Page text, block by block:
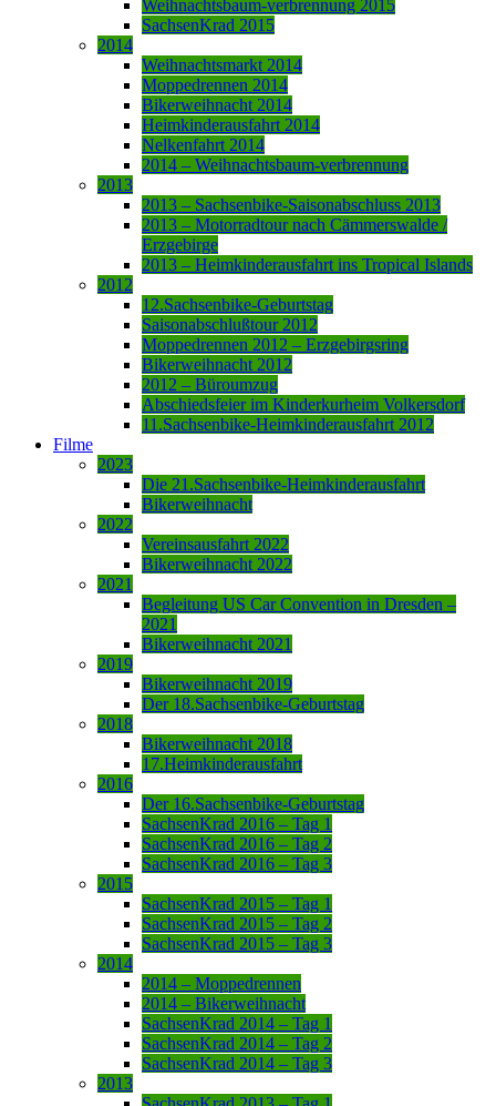
Weihnachtsbaum-verbrennung 2015
SachsenKrad 2015
2014
Weihnachtsmarkt 2014
Moppedrennen 2014
Bikerweihnacht 2014
Heimkinderausfahrt 2014
Nelkenfahrt 2014
2014 – Weihnachtsbaum-verbrennung
2013
2013 – Sachsenbike-Saisonabschluss 2013
2013 – Motorradtour nach Cämmerswalde /
Erzgebirge
2013 – Heimkinderausfahrt ins Tropical Islands
2012
12.Sachsenbike-Geburtstag
Saisonabschlußtour 2012
Moppedrennen 2012 – Erzgebirgsring
Bikerweihnacht 2012
2012 – Büroumzug
Abschiedsfeier im Kinderkurheim Volkersdorf
11.Sachsenbike-Heimkinderausfahrt 2012
Filme
2023
Die 21.Sachsenbike-Heimkinderausfahrt
Bikerweihnacht
2022
Vereinsausfahrt 2022
Bikerweihnacht 2022
2021
Begleitung US Car Convention in Dresden –
2021
Bikerweihnacht 2021
2019
Bikerweihnacht 2019
Der 18.Sachsenbike-Geburtstag
2018
Bikerweihnacht 2018
17.Heimkinderausfahrt
2016
Der 16.Sachsenbike-Geburtstag
SachsenKrad 2016 – Tag 1
SachsenKrad 2016 – Tag 2
SachsenKrad 2016 – Tag 3
2015
SachsenKrad 2015 – Tag 1
SachsenKrad 2015 – Tag 2
SachsenKrad 2015 – Tag 3
2014
2014 – Moppedrennen
2014 – Bikerweihnacht
SachsenKrad 2014 – Tag 1
SachsenKrad 2014 – Tag 2
SachsenKrad 2014 – Tag 3
2013